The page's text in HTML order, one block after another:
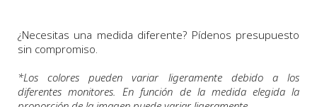
¿Necesitas una medida diferente? Pídenos presupuesto
sin compromiso.
*Los colores pueden variar ligeramente debido a los
diferentes monitores. En función de la medida elegida la